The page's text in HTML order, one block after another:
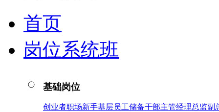
首页
岗位系统班
基础岗位
创业者职场新手基层员工储备干部主管经理总监副